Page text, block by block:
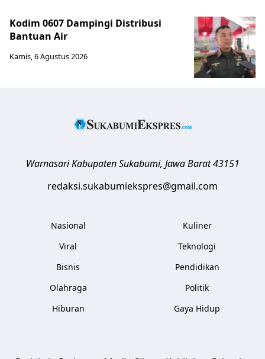
Kodim 0607 Dampingi Distribusi
Bantuan Air
Kamis, 6 Agustus 2026
Warnasari Kabupaten Sukabumi, Jawa Barat 43151
redaksi.sukabumiekspres@gmail.com
Nasional
Viral
Bisnis
Olahraga
Hiburan
Kuliner
Teknologi
Pendidikan
Politik
Gaya Hidup